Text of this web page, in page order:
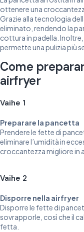
ottenere una
Grazie alla tecnologia
eliminato, rendendo la
cottura in padella. Inoltre,
permette una pulizia più
Come
airfryer
Vaihe 1
Preparare la pancetta
Prendere le fette di
eliminare l’umidità in
croccantezza migliore in
Vaihe 2
Disporre nella airfryer
Disporre le fette di
sovrapporle, così che il
fetta.